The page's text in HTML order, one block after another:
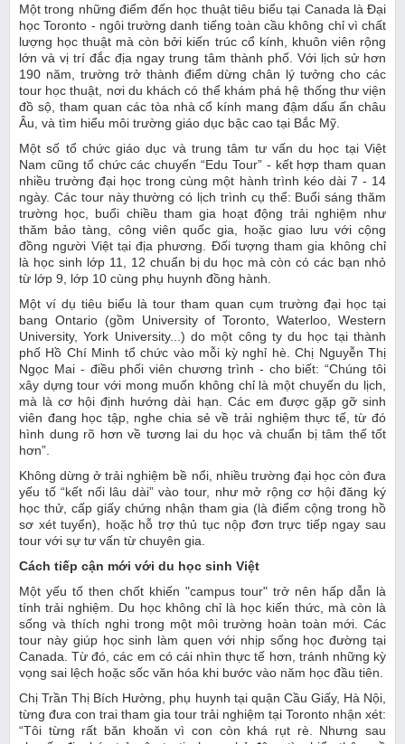
Một trong những điểm đến học thuật tiêu biểu tại Canada là Đại
học Toronto - ngôi trường danh tiếng toàn cầu không chỉ vì chất
lượng học thuật mà còn bởi kiến trúc cổ kính, khuôn viên rộng
lớn và vị trí đắc địa ngay trung tâm thành phố. Với lịch sử hơn
190 năm, trường trở thành điểm dừng chân lý tưởng cho các
tour học thuật, nơi du khách có thể khám phá hệ thống thư viện
đồ sộ, tham quan các tòa nhà cổ kính mang đậm dấu ấn châu
Âu, và tìm hiểu môi trường giáo dục bậc cao tại Bắc Mỹ.
Một số tổ chức giáo dục và trung tâm tư vấn du học tại Việt
Nam cũng tổ chức các chuyến “Edu Tour” - kết hợp tham quan
nhiều trường đại học trong cùng một hành trình kéo dài 7 - 14
ngày. Các tour này thường có lịch trình cụ thể: Buổi sáng thăm
trường học, buổi chiều tham gia hoạt động trải nghiệm như
thăm bảo tàng, công viên quốc gia, hoặc giao lưu với cộng
đồng người Việt tại địa phương. Đối tượng tham gia không chỉ
là học sinh lớp 11, 12 chuẩn bị du học mà còn có các bạn nhỏ
từ lớp 9, lớp 10 cùng phụ huynh đồng hành.
Một ví dụ tiêu biểu là tour tham quan cụm trường đại học tại
bang Ontario (gồm University of Toronto, Waterloo, Western
University, York University...) do một công ty du học tại thành
phố Hồ Chí Minh tổ chức vào mỗi kỳ nghỉ hè. Chị Nguyễn Thị
Ngọc Mai - điều phối viên chương trình - cho biết: “Chúng tôi
xây dựng tour với mong muốn không chỉ là một chuyến du lịch,
mà là cơ hội định hướng dài hạn. Các em được gặp gỡ sinh
viên đang học tập, nghe chia sẻ về trải nghiệm thực tế, từ đó
hình dung rõ hơn về tương lai du học và chuẩn bị tâm thế tốt
hơn”.
Không dừng ở trải nghiệm bề nổi, nhiều trường đại học còn đưa
yếu tố “kết nối lâu dài” vào tour, như mở rộng cơ hội đăng ký
học thử, cấp giấy chứng nhận tham gia (là điểm cộng trong hồ
sơ xét tuyển), hoặc hỗ trợ thủ tục nộp đơn trực tiếp ngay sau
tour với sự tư vấn từ chuyên gia.
Cách tiếp cận mới với du học sinh Việt
Một yếu tố then chốt khiến "campus tour" trở nên hấp dẫn là
tính trải nghiệm. Du học không chỉ là học kiến thức, mà còn là
sống và thích nghi trong một môi trường hoàn toàn mới. Các
tour này giúp học sinh làm quen với nhịp sống học đường tại
Canada. Từ đó, các em có cái nhìn thực tế hơn, tránh những kỳ
vọng sai lệch hoặc sốc văn hóa khi bước vào năm học đầu tiên.
Chị Trần Thị Bích Hường, phụ huynh tại quận Cầu Giấy, Hà Nội,
từng đưa con trai tham gia tour trải nghiệm tại Toronto nhận xét:
“Tôi từng rất băn khoăn vì con còn khá rụt rè. Nhưng sau